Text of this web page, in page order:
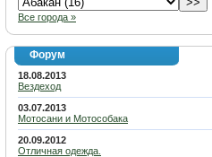
Все города »
Форум
18.08.2013
Вездеход
03.07.2013
Мотосани и Мотособака
20.09.2012
Отличная одежда.